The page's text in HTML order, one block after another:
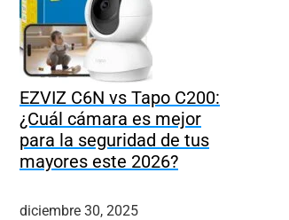
EZVIZ C6N vs Tapo C200:
¿Cuál cámara es mejor
para la seguridad de tus
mayores este 2026?
diciembre 30, 2025